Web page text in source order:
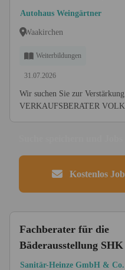
Autohaus Weingärtner
Waakirchen
Weiterbildungen
31.07.2026
Wir suchen Sie zur Verstärkung
VERKAUFSBERATER
Kostenlos
Fachberater für die
Bäderausstellung
Sanitär-Heinze GmbH &